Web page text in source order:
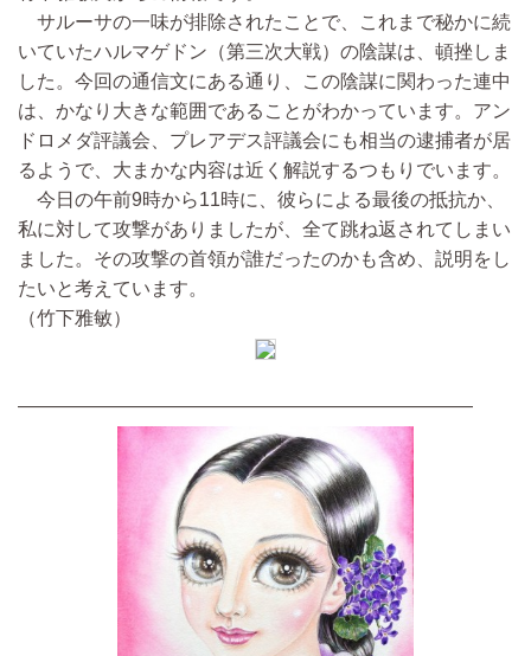
サルーサの一味が排除されたことで、これまで秘かに続
いていたハルマゲドン（第三次大戦）の陰謀は、頓挫しま
した。今回の通信文にある通り、この陰謀に関わった連中
は、かなり大きな範囲であることがわかっています。アン
ドロメダ評議会、プレアデス評議会にも相当の逮捕者が居
るようで、大まかな内容は近く解説するつもりでいます。
今日の午前9時から11時に、彼らによる最後の抵抗か、
私に対して攻撃がありましたが、全て跳ね返されてしまい
ました。その攻撃の首領が誰だったのかも含め、説明をし
たいと考えています。
（竹下雅敏）
――――――――――――――――――――――――